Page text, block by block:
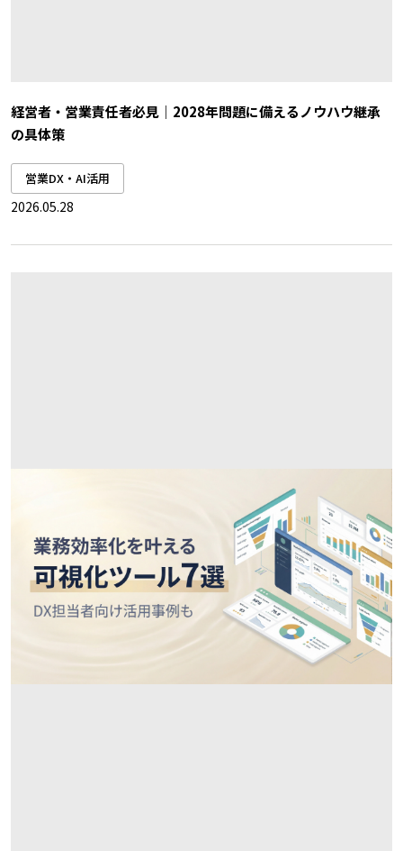
経営者・営業責任者必見｜2028年問題に備えるノウハウ継承
の具体策
営業DX・AI活用
2026.05.28